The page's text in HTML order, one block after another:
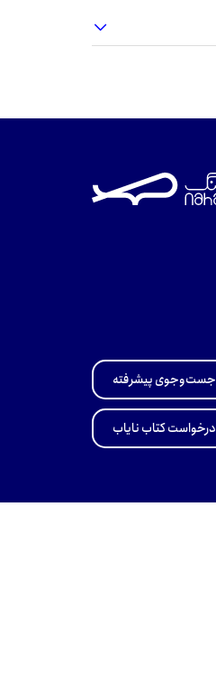
جست‌وجوی پیشرفته
درخواست کتاب نایاب